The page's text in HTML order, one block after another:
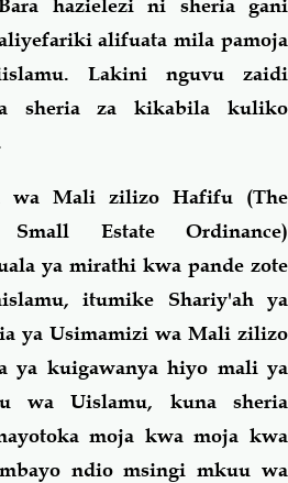
hazielezi ni sheria gani
alifuata mila pamoja
Lakini nguvu zaidi
sheria za kikabila kuliko
wa Mali zilizo Hafifu (The
Estate Ordinance)
ya mirathi kwa pande zote
itumike Shariy'ah ya
ya Usimamizi wa Mali zilizo
ya kuigawanya hiyo mali ya
wa Uislamu, kuna sheria
moja kwa moja kwa
ndio msingi mkuu wa